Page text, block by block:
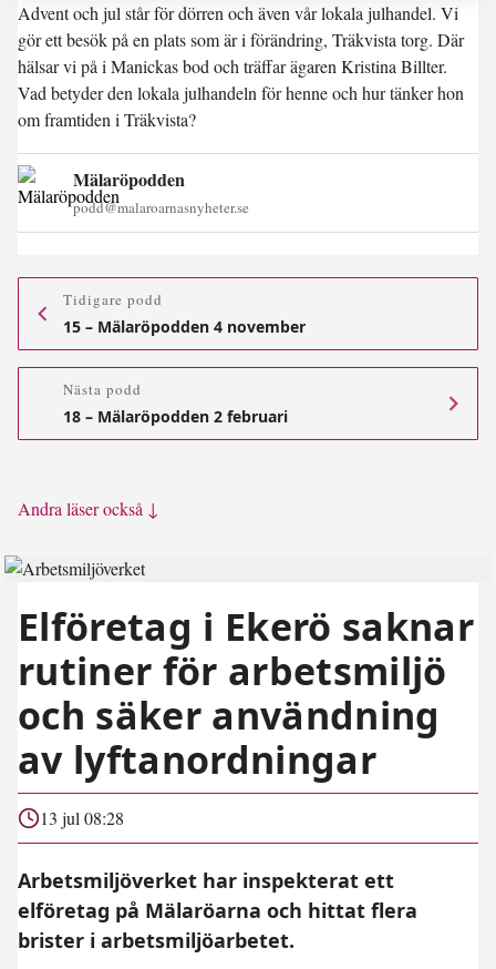
Advent och jul står för dörren och även vår lokala julhandel. Vi
gör ett besök på en plats som är i förändring, Träkvista torg. Där
hälsar vi på i Manickas bod och träffar ägaren Kristina Billter.
Vad betyder den lokala julhandeln för henne och hur tänker hon
om framtiden i Träkvista?
Mälaröpodden
podd@malaroarnasnyheter.se
Tidigare podd
15 – Mälaröpodden 4 november
Nästa podd
18 – Mälaröpodden 2 februari
Andra läser också ↓
Elföretag i Ekerö saknar
rutiner för arbetsmiljö
och säker användning
av lyftanordningar
13 jul 08:28
Arbetsmiljöverket har inspekterat ett
elföretag på Mälaröarna och hittat flera
brister i arbetsmiljöarbetet.